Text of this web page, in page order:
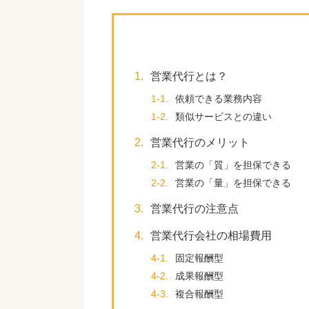
1. 営業代行とは？
1-1.
依頼できる業務内容
1-2.
類似サービスとの違い
2. 営業代行のメリット
2-1.
営業の「質」を担保できる
2-2.
営業の「量」を担保できる
3. 営業代行の注意点
4. 営業代行会社の相場費用
4-1.
固定報酬型
4-2.
成果報酬型
4-3.
複合報酬型